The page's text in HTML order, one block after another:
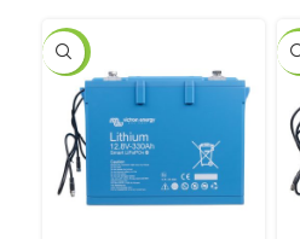
-5% -